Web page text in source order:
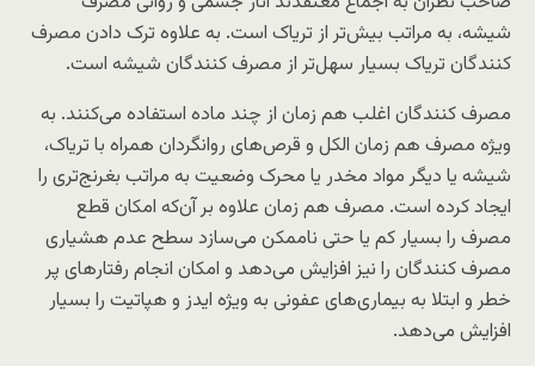
شیشه، به مراتب بیش‌تر از تریاک است. به علاوه ترک دادن مصرف
کنندگان تریاک بسیار سهل‌تر از مصرف کنندگان شیشه است.
مصرف کنندگان اغلب هم زمان از چند ماده استفاده می‌کنند. به
ویژه مصرف هم زمان الکل و قرص‌های روانگردان همراه با تریاک،
شیشه یا دیگر مواد مخدر یا محرک وضعیت به مراتب بغرنج‌تری را
ایجاد کرده است. مصرف هم زمان علاوه بر آن‌که امکان قطع
مصرف را بسیار کم یا حتی ناممکن می‌سازد سطح عدم هشیاری
مصرف کنندگان را نیز افزایش می‌دهد و امکان انجام رفتارهای پر
خطر و ابتلا به بیماری‌های عفونی به ویژه ایدز و هپاتیت را بسیار
افزایش می‌دهد.